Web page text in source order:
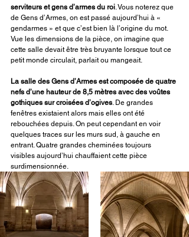
serviteurs et gens d’armes du roi . Vous noterez que
de Gens d’Armes, on est passé aujourd’hui à «
gendarmes » et que c’est bien là l’origine du mot.
Vue les dimensions de la pièce, on imagine que
cette salle devait être très bruyante lorsque tout ce
petit monde circulait, parlait ou mangeait.
La salle des Gens d’Armes est composée de quatre
nefs d’une hauteur de 8,5 mètres avec des voûtes
gothiques sur croisées d’ogives . De grandes
fenêtres existaient alors mais elles ont été
rebouchées depuis. On peut cependant en voir
quelques traces sur les murs sud, à gauche en
entrant. Quatre grandes cheminées toujours
visibles aujourd’hui chauffaient cette pièce
surdimensionnée.